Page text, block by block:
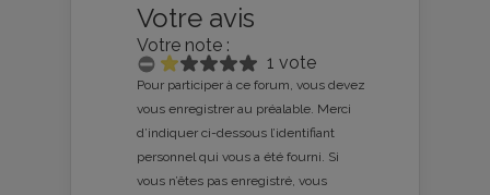
Votre avis
Votre note :
1 vote
Pour participer à ce forum, vous devez
vous enregistrer au préalable. Merci
d’indiquer ci-dessous l’identifiant
personnel qui vous a été fourni. Si
vous n’êtes pas enregistré, vous